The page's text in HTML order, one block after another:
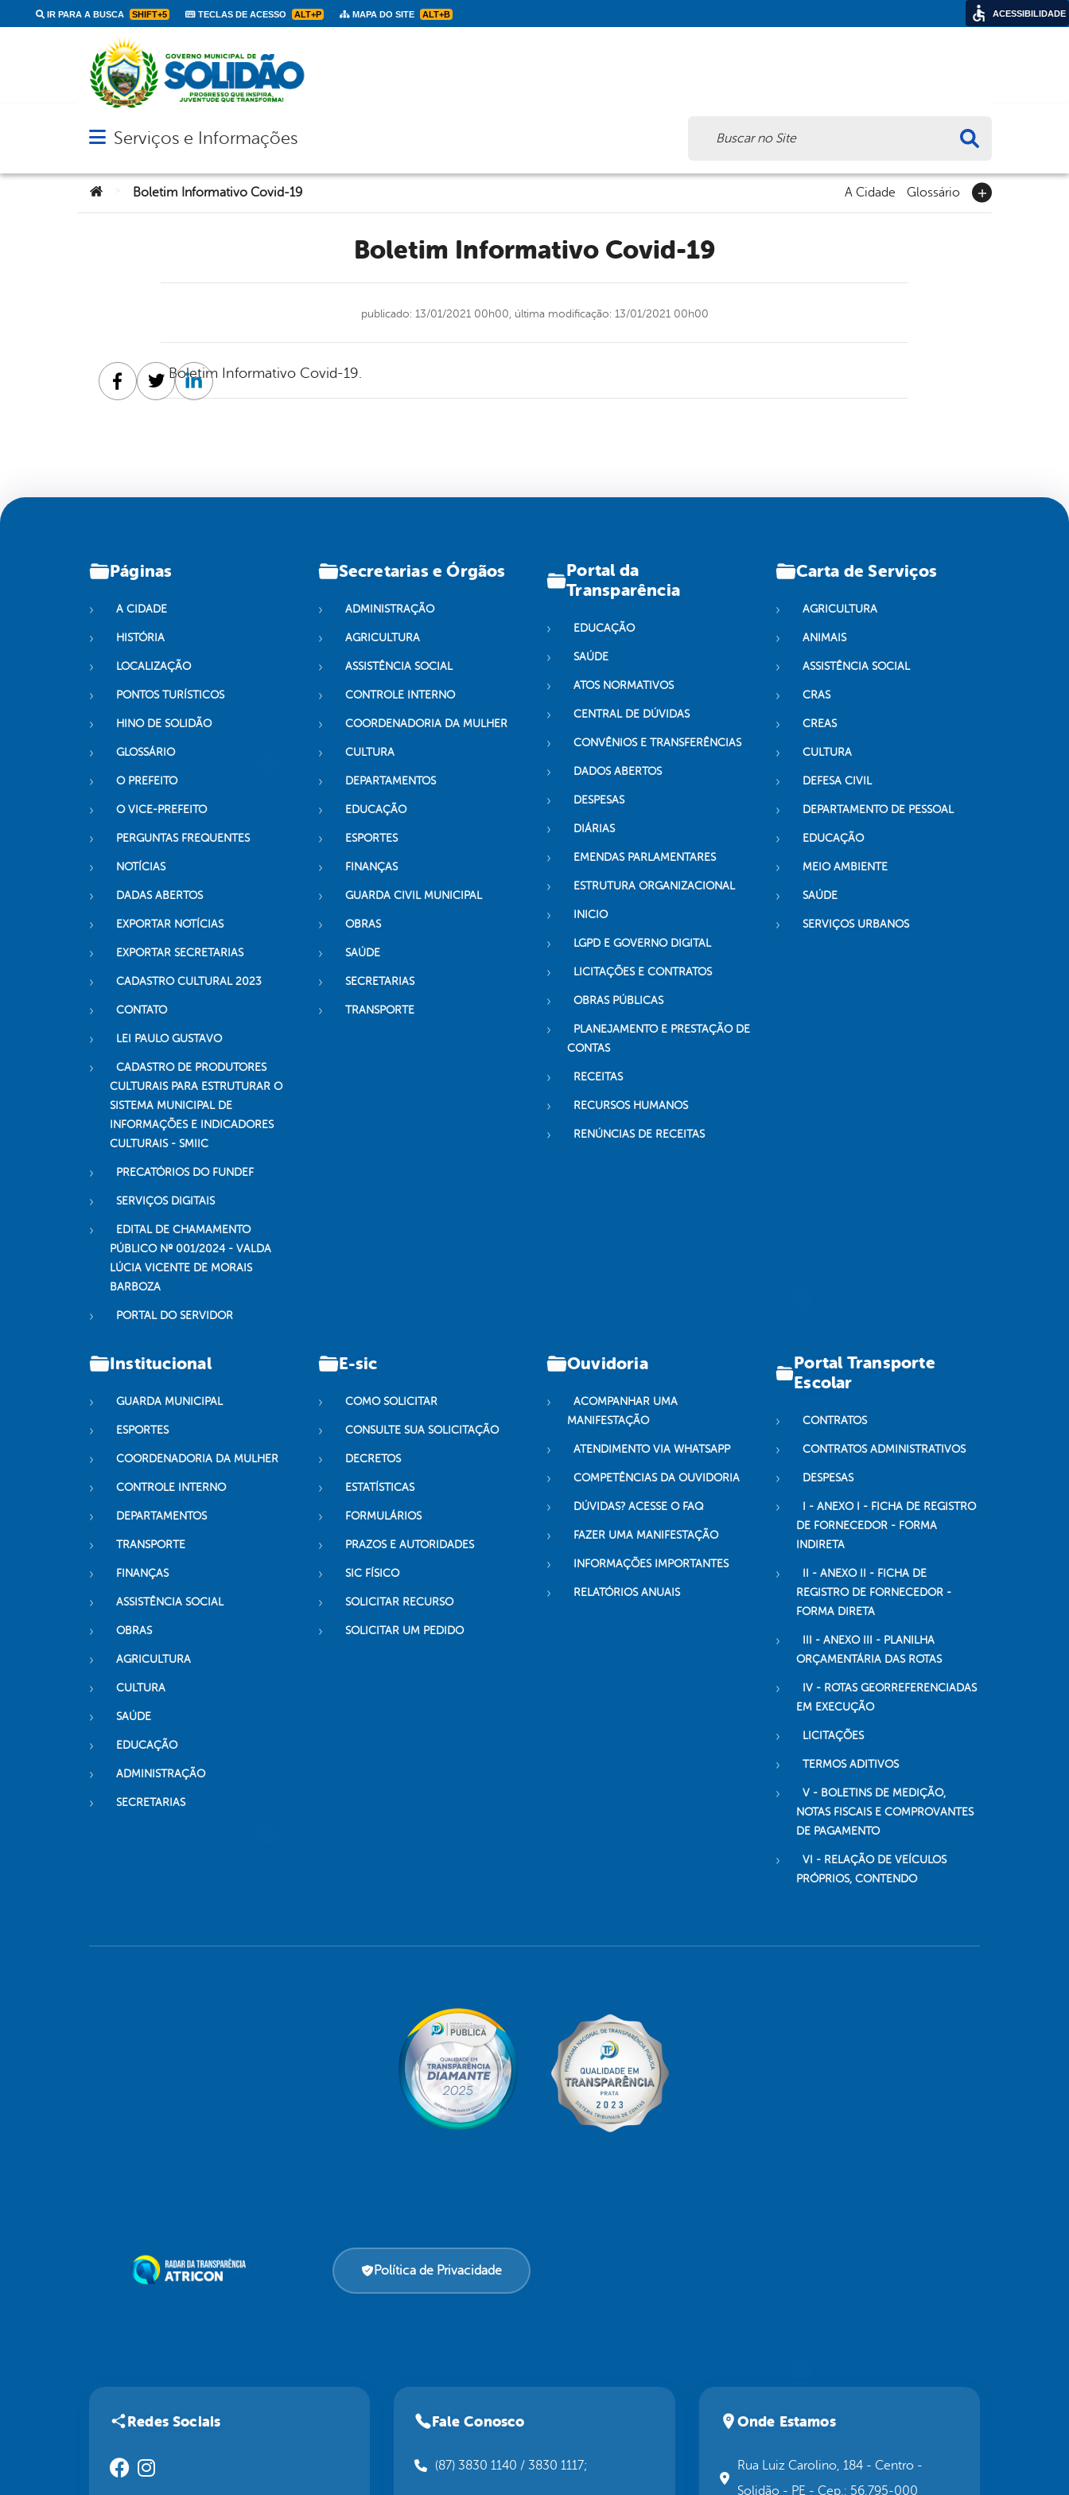
IR PARA A BUSCA SHIFT+5 TECLAS DE ACESSO ALT+P MAPA DO SITE ALT+B
Abrir menu principal de navegação
Serviços e Informações
Você está aqui:Boletim Informativo Covid-19 A Cidade Glossário
Boletim Informativo Covid-19
publicado: 13/01/2021 00h00, última modificação: 13/01/2021 00h00
Boletim Informativo Covid-19.
Facebook
TwitterLinkedin
Páginas
A CIDADE
HISTÓRIA
LOCALIZAÇÃO
PONTOS TURÍSTICOS
HINO DE SOLIDÃO
GLOSSÁRIO
O PREFEITO
O VICE-PREFEITO
PERGUNTAS FREQUENTES
NOTÍCIAS
DADAS ABERTOS
EXPORTAR NOTÍCIAS
EXPORTAR SECRETARIAS
CADASTRO CULTURAL 2023
CONTATO
LEI PAULO GUSTAVO
CADASTRO DE PRODUTORES
CULTURAIS PARA ESTRUTURAR O
SISTEMA MUNICIPAL DE
INFORMAÇÕES E INDICADORES
CULTURAIS - SMIIC
PRECATÓRIOS DO FUNDEF
SERVIÇOS DIGITAIS
EDITAL DE CHAMAMENTO
PÚBLICO Nº 001/2024 - VALDA
LÚCIA VICENTE DE MORAIS
BARBOZA
PORTAL DO SERVIDOR
Secretarias e Órgãos
ADMINISTRAÇÃO
AGRICULTURA
ASSISTÊNCIA SOCIAL
CONTROLE INTERNO
COORDENADORIA DA MULHER
CULTURA
DEPARTAMENTOS
EDUCAÇÃO
ESPORTES
FINANÇAS
GUARDA CIVIL MUNICIPAL
OBRAS
SAÚDE
SECRETARIAS
TRANSPORTE
Portal da
Transparência
EDUCAÇÃO
SAÚDE
ATOS NORMATIVOS
CENTRAL DE DÚVIDAS
CONVÊNIOS E TRANSFERÊNCIAS
DADOS ABERTOS
DESPESAS
DIÁRIAS
EMENDAS PARLAMENTARES
ESTRUTURA ORGANIZACIONAL
INICIO
LGPD E GOVERNO DIGITAL
LICITAÇÕES E CONTRATOS
OBRAS PÚBLICAS
PLANEJAMENTO E PRESTAÇÃO DE
CONTAS
RECEITAS
RECURSOS HUMANOS
RENÚNCIAS DE RECEITAS
Carta de Serviços
AGRICULTURA
ANIMAIS
ASSISTÊNCIA SOCIAL
CRAS
CREAS
CULTURA
DEFESA CIVIL
DEPARTAMENTO DE PESSOAL
EDUCAÇÃO
MEIO AMBIENTE
SAÚDE
SERVIÇOS URBANOS
Institucional
GUARDA MUNICIPAL
ESPORTES
COORDENADORIA DA MULHER
CONTROLE INTERNO
DEPARTAMENTOS
TRANSPORTE
FINANÇAS
ASSISTÊNCIA SOCIAL
OBRAS
AGRICULTURA
CULTURA
SAÚDE
EDUCAÇÃO
ADMINISTRAÇÃO
SECRETARIAS
E-sic
COMO SOLICITAR
CONSULTE SUA SOLICITAÇÃO
DECRETOS
ESTATÍSTICAS
FORMULÁRIOS
PRAZOS E AUTORIDADES
SIC FÍSICO
SOLICITAR RECURSO
SOLICITAR UM PEDIDO
Ouvidoria
ACOMPANHAR UMA
MANIFESTAÇÃO
ATENDIMENTO VIA WHATSAPP
COMPETÊNCIAS DA OUVIDORIA
DÚVIDAS? ACESSE O FAQ
FAZER UMA MANIFESTAÇÃO
INFORMAÇÕES IMPORTANTES
RELATÓRIOS ANUAIS
Portal Transporte
Escolar
CONTRATOS
CONTRATOS ADMINISTRATIVOS
DESPESAS
I - ANEXO I - FICHA DE REGISTRO
DE FORNECEDOR - FORMA
INDIRETA
II - ANEXO II - FICHA DE
REGISTRO DE FORNECEDOR -
FORMA DIRETA
III - ANEXO III - PLANILHA
ORÇAMENTÁRIA DAS ROTAS
IV - ROTAS GEORREFERENCIADAS
EM EXECUÇÃO
LICITAÇÕES
TERMOS ADITIVOS
V - BOLETINS DE MEDIÇÃO,
NOTAS FISCAIS E COMPROVANTES
DE PAGAMENTO
VI - RELAÇÃO DE VEÍCULOS
PRÓPRIOS, CONTENDO
Política de Privacidade
Redes Sociais Fale Conosco
(87) 3830 1140 / 3830 1117;
Onde Estamos
Rua Luiz Carolino, 184 - Centro -
Solidão - PE - Cep.: 56.795-000
ACESSIBILIDADE